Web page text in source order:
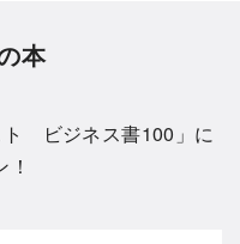
本
ト ビジネス書100 」に